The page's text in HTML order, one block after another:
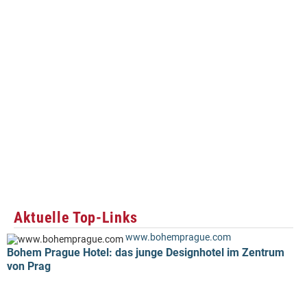
Aktuelle Top-Links
www.bohemprague.com
Bohem Prague Hotel: das junge Designhotel im Zentrum
von Prag